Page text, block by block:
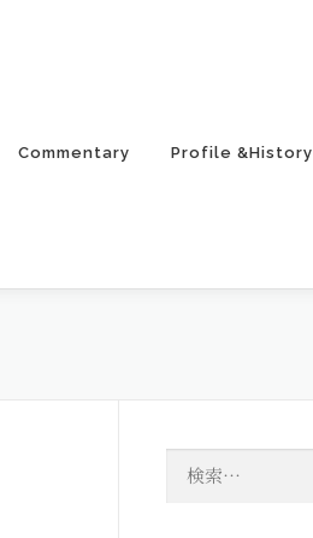
Commentary Profile &History